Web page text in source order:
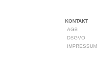
KONTAKT
AGB
DSGVO
IMPRESSUM